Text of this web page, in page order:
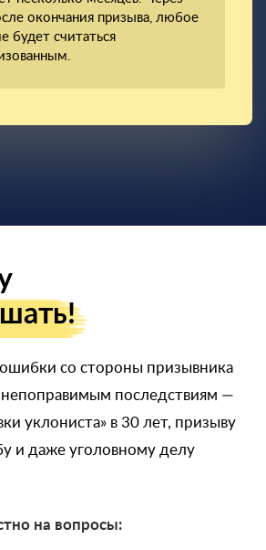
окончания призыва, любое
будет считаться
со стороны призывника
непоправимым последствиям —
уклониста» в 30 лет, призыву
и даже уголовному делу
на вопросы: